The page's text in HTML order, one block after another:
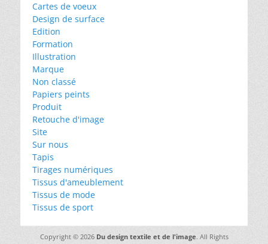
Cartes de voeux
Design de surface
Edition
Formation
Illustration
Marque
Non classé
Papiers peints
Produit
Retouche d'image
Site
Sur nous
Tapis
Tirages numériques
Tissus d'ameublement
Tissus de mode
Tissus de sport
Copyright © 2026 Du design textile et de l'image. All Rights